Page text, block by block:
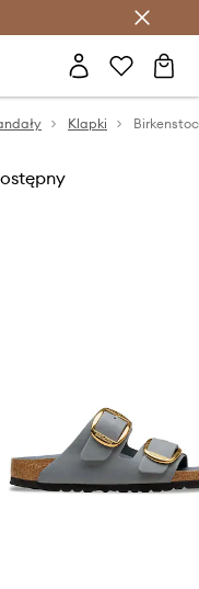
>
Klapki